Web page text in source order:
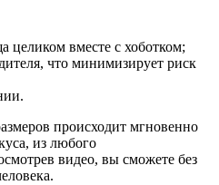
целиком вместе с хоботком;
что минимизирует риск
происходит мгновенно
из любого
видео, вы сможете без